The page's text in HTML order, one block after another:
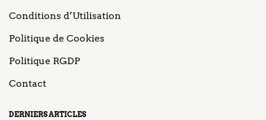
Conditions d’Utilisation
Politique de Cookies
Politique RGDP
Contact
DERNIERS ARTICLES